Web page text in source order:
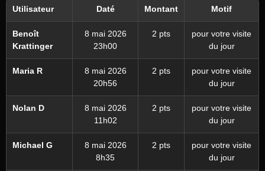
Utilisateur Daté Montant Motif
Benoît
Krattinger
8 mai 2026
23h00
2 pts
pour votre visite
du jour
Maria R
8 mai 2026
20h56
2 pts
pour votre visite
du jour
Nolan D
8 mai 2026
11h02
2 pts
pour votre visite
du jour
Michael G
8 mai 2026
8h35
2 pts
pour votre visite
du jour